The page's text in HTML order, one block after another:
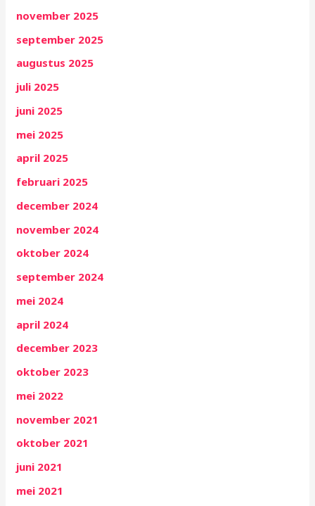
november 2025
september 2025
augustus 2025
juli 2025
juni 2025
mei 2025
april 2025
februari 2025
december 2024
november 2024
oktober 2024
september 2024
mei 2024
april 2024
december 2023
oktober 2023
mei 2022
november 2021
oktober 2021
juni 2021
mei 2021